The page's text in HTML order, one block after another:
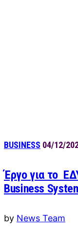
BUSINESS 04/12/
Έργο για το
Business
by News Team